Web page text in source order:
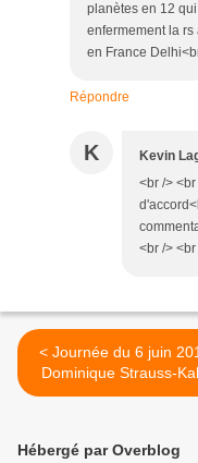
planètes en 12
enfermement la
en France
Répondre
K Kevin
<br />
<br /> <br
< Journée du 6 juin 2011,
Dominique Strauss-
Hébergé par Overblog